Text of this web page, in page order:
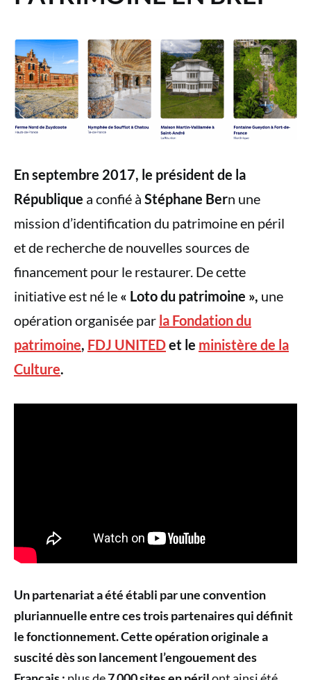
En septembre 2017, le président de la
République a confié à Stéphane Bern une
mission d’identification du patrimoine en péril
et de recherche de nouvelles sources de
financement pour le restaurer. De cette
initiative est né le « Loto du patrimoine », une
opération organisée par la Fondation du
patrimoine, FDJ UNITEDet le ministère de la
Culture.
Un partenariat a été établi par une convention
pluriannuelle entre ces trois partenaires qui définit
le fonctionnement. Cette opération originale a
suscité dès son lancement l’engouement des